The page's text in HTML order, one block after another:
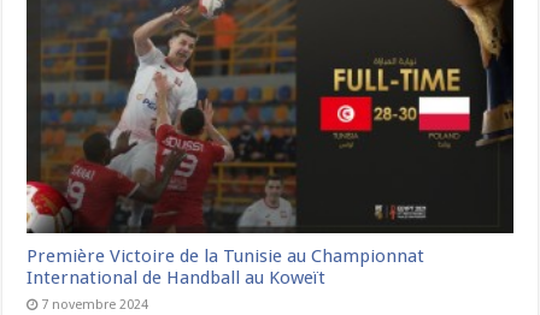
Première Victoire de la Tunisie au Championnat
International de Handball au Koweït
7 novembre 2024